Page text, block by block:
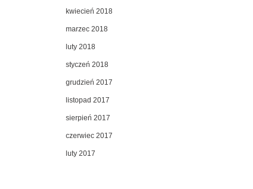
kwiecień 2018
marzec 2018
luty 2018
styczeń 2018
grudzień 2017
listopad 2017
sierpień 2017
czerwiec 2017
luty 2017